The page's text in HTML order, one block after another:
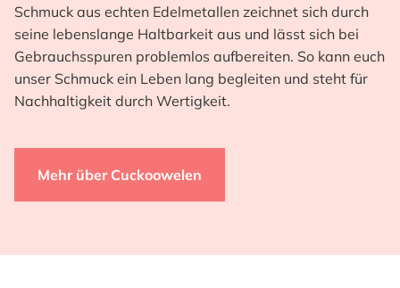
Schmuck aus echten Edelmetallen zeichnet sich durch
seine lebenslange Haltbarkeit aus und lässt sich bei
Gebrauchsspuren problemlos aufbereiten. So kann euch
unser Schmuck ein Leben lang begleiten und steht für
Nachhaltigkeit durch Wertigkeit.
Mehr über Cuckoowelen